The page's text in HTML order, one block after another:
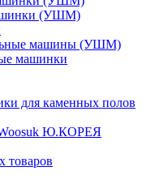
(УШМ)
машины (УШМ)
машинки
для каменных полов
Ю.КОРЕЯ
товаров